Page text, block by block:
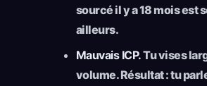
sourcé il y a 18 mois est
ailleurs.
Mauvais ICP.Tu vises
volume. Résultat : tu